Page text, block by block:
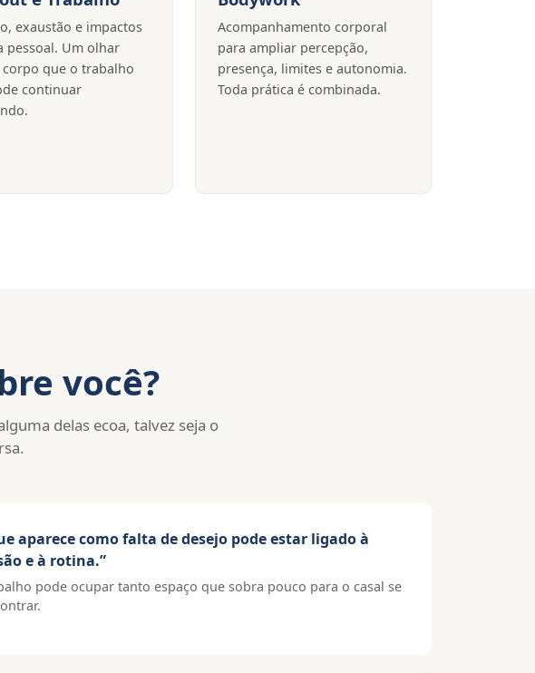
exaustão e impactos
pessoal. Um olhar
corpo que o trabalho
continuar
Acompanhamento corporal
para ampliar percepção,
presença, limites e autonomia.
Toda prática é combinada.
você?
delas ecoa, talvez seja o
aparece como falta de desejo pode estar ligado à
e à rotina.”
pode ocupar tanto espaço que sobra pouco para o casal se